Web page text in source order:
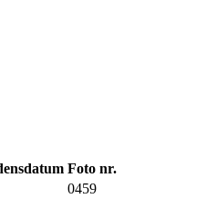
Foto nr.
0459